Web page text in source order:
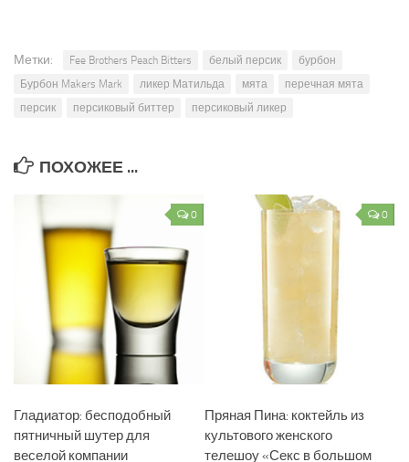
Метки: Fee Brothers Peach Bitters белый персик
бурбон
Бурбон Makers Mark
ликер Матильда мята
перечная мята
персик
персиковый биттер персиковый ликер
ПОХОЖЕЕ ...
0
Гладиатор: бесподобный
пятничный шутер для
веселой компании
0
Пряная Пина: коктейль из
культового женского
телешоу «Секс в большом